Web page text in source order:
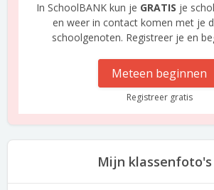
In SchoolBANK kun je GRATIS je
en weer in contact komen met je
schoolgenoten. Registreer je en
Meteen beginnen
Registreer gratis
Mijn klassenfoto's